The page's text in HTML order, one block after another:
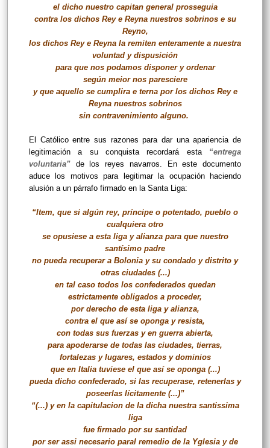
el dicho nuestro capitan general prosseguia
contra los dichos Rey e Reyna nuestros sobrinos e su
Reyno,
los dichos Rey e Reyna la remiten enteramente a nuestra
voluntad y dispusición
para que nos podamos disponer y ordenar
según meior nos paresciere
y que aquello se cumplira e terna por los dichos Rey e
Reyna nuestros sobrinos
sin contravenimiento alguno.
El Católico entre sus razones para dar una apariencia de
legitimación a su conquista recordará esta “entrega
voluntaria” de los reyes navarros. En este documento
aduce los motivos para legitimar la ocupación haciendo
alusión a un párrafo firmado en la Santa Liga:
“Item, que si algún rey, príncipe o potentado, pueblo o
cualquiera otro
se opusiese a esta liga y alianza para que nuestro
santísimo padre
no pueda recuperar a Bolonia y su condado y distrito y
otras ciudades (...)
en tal caso todos los confederados quedan
estrictamente obligados a proceder,
por derecho de esta liga y alianza,
contra el que así se oponga y resista,
con todas sus fuerzas y en guerra abierta,
para apoderarse de todas las ciudades, tierras,
fortalezas y lugares, estados y dominios
que en Italia tuviese el que así se oponga (...)
pueda dicho confederado, si las recuperase, retenerlas y
poseerlas lícitamente (...)”
“(...) y en la capitulacion de la dicha nuestra santissima
liga
fue firmado por su santidad
por ser assi necesario paral remedio de la Yglesia y de